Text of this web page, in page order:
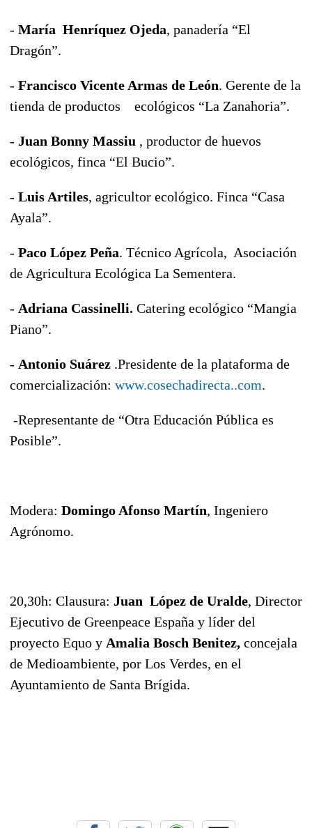
- María Henríquez Ojeda, panadería “El
Dragón”.
- Francisco Vicente Armas de León. Gerente de la
tienda de productos ecológicos “La Zanahoria”.
- Juan Bonny Massiu , productor de huevos
ecológicos, finca “El Bucio”.
- Luis Artiles, agricultor ecológico. Finca “Casa
Ayala”.
- Paco López Peña. Técnico Agrícola, Asociación
de Agricultura Ecológica La Sementera.
- Adriana Cassinelli. Catering ecológico “Mangia
Piano”.
- Antonio Suárez .Presidente de la plataforma de
comercialización: www.cosechadirecta..com.
-Representante de “Otra Educación Pública es
Posible”.
Modera: Domingo Afonso Martín, Ingeniero
Agrónomo.
20,30h: Clausura: Juan López de Uralde, Director
Ejecutivo de Greenpeace España y líder del
proyecto Equo y Amalia Bosch Benitez, concejala
de Medioambiente, por Los Verdes, en el
Ayuntamiento de Santa Brígida.